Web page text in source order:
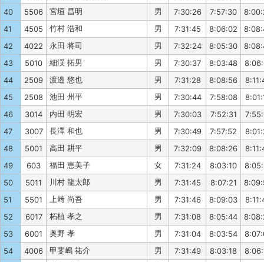
40
5506 宮垣 昌明 男 7:30:26 7:57:30
41
4505 竹村 浩和 男 7:31:45 8:06:02
42
4022 永田 将司 男 7:32:24 8:05:30
43
5010 細渓 拓男 男 7:30:37 8:03:48
44
2509 渡邉 悠也 男 7:31:28 8:08:56
45
2508 池田 州平 男 7:30:44 7:58:08
46
3014 内田 明宏 男 7:30:03 7:52:31
47
3007 長澤 和也 男 7:30:49 7:57:52
48
5001 高田 耕平 男 7:32:09 8:08:26
49
603 福田 恵美子 女 7:31:24 8:03:10
50
5011 川村 龍太郎 男 7:31:45 8:07:21
51
5501 上﨑 尚吾 男 7:31:46 8:09:03
52
6017 柘植 孝之 男 7:31:08 8:05:44
53
6001 奥野 孝 男 7:31:04 8:03:54
54
4006 甲斐嶋 祐介 男 7:31:49 8:03:18